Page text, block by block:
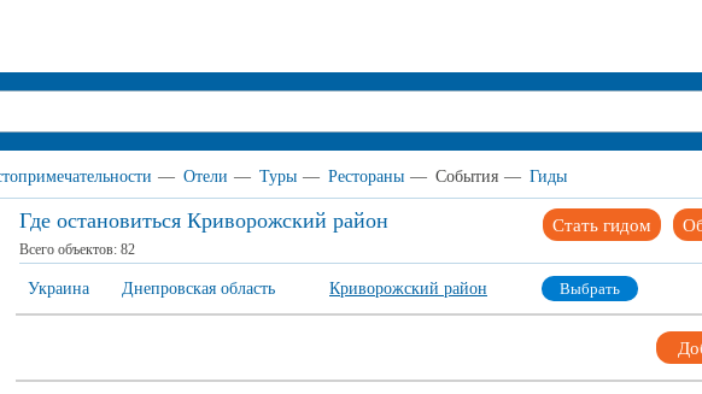
— Отели — Туры — Рестораны — События — Гиды
Где остановиться Криворожский район Стать гидом
Всего объектов: 82
Украина Днепровская область Криворожский район Выбрать